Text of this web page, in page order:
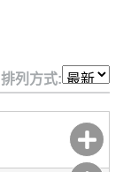
排列方式: